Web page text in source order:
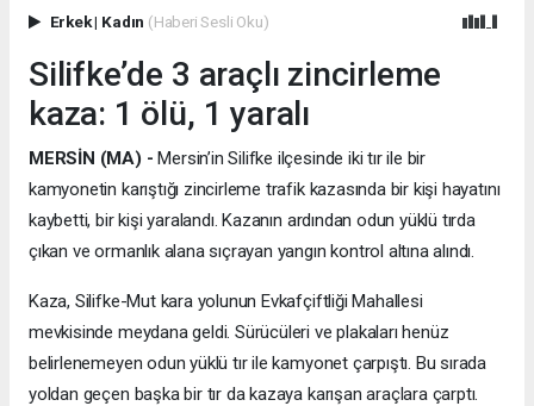
Erkek| Kadın (Haberi Sesli Oku)
Silifke’de 3 araçlı zincirleme
kaza: 1 ölü, 1 yaralı
MERSİN (MA) - Mersin’in Silifke ilçesinde iki tır ile bir
kamyonetin karıştığı zincirleme trafik kazasında bir kişi hayatını
kaybetti, bir kişi yaralandı. Kazanın ardından odun yüklü tırda
çıkan ve ormanlık alana sıçrayan yangın kontrol altına alındı.
Kaza, Silifke-Mut kara yolunun Evkafçiftliği Mahallesi
mevkisinde meydana geldi. Sürücüleri ve plakaları henüz
belirlenemeyen odun yüklü tır ile kamyonet çarpıştı. Bu sırada
yoldan geçen başka bir tır da kazaya karışan araçlara çarptı.